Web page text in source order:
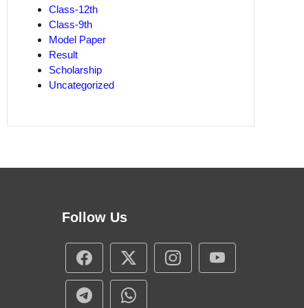
Class-12th
Class-9th
Model Paper
Result
Scholarship
Uncategorized
Follow Us